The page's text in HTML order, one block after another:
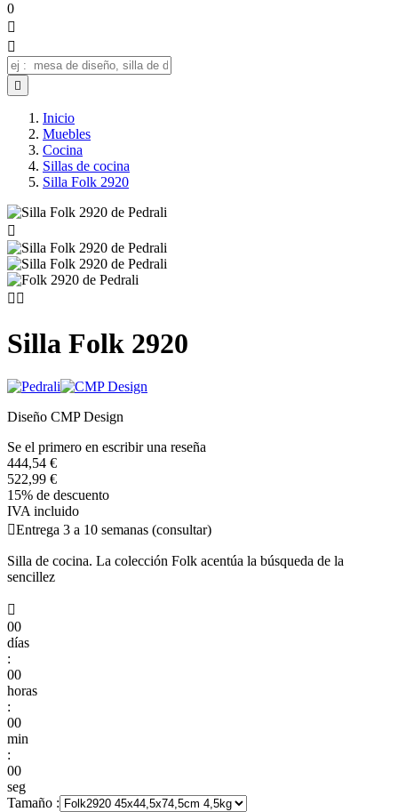
0



Inicio
Muebles
Cocina
Sillas de cocina
Silla Folk 2920

 
Silla Folk 2920
Diseño CMP Design
Se el primero en escribir una reseña
444,54 €
522,99 €
15% de descuento
IVA incluido
Entrega 3 a 10 semanas (consultar)
Silla de cocina. La colección Folk acentúa la búsqueda de la
sencillez

00
días
:
00
horas
:
00
min
:
00
seg
Tamaño :